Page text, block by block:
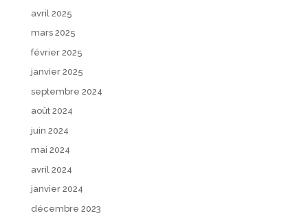
avril 2025
mars 2025
février 2025
janvier 2025
septembre 2024
août 2024
juin 2024
mai 2024
avril 2024
janvier 2024
décembre 2023